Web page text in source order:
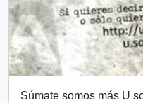
Súmate somos más U